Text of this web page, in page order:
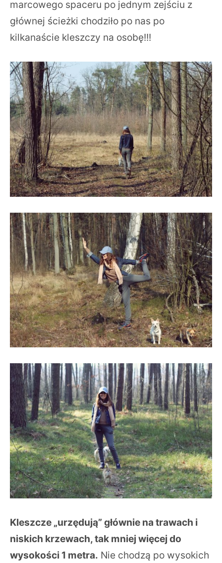
marcowego spaceru po jednym zejściu z
głównej ścieżki chodziło po nas po
kilkanaście kleszczy na osobę!!!
Kleszcze „urzędują” głównie na trawach i
niskich krzewach, tak mniej więcej do
wysokości 1 metra. Nie chodzą po wysokich